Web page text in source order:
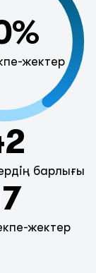
жектер
барлығы
жектер